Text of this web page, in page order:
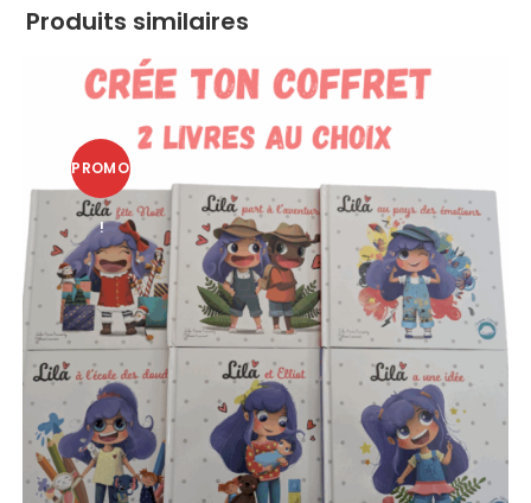
Produits similaires
PROMO
!